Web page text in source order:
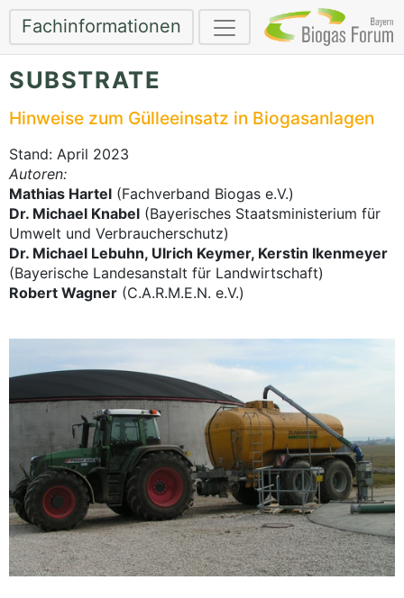
Fachinformationen
SUBSTRATE
Hinweise zum Gülleeinsatz in Biogasanlagen
Stand: April 2023
Autoren:
Mathias Hartel (Fachverband Biogas e.V.)
Dr. Michael Knabel (Bayerisches Staatsministerium für
Umwelt und Verbraucherschutz)
Dr. Michael Lebuhn, Ulrich Keymer, Kerstin Ikenmeyer
(Bayerische Landesanstalt für Landwirtschaft)
Robert Wagner (C.A.R.M.E.N. e.V.)